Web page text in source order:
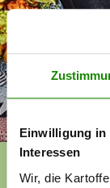
Einwilligung in
Interessen
Wir, die
Quick